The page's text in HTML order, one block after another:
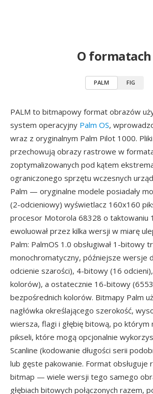
O formatach
PALM FIG
PALM to bitmapowy format obrazów
system operacyjny Palm OS,
wraz z oryginalnym Palm Pilot 1000.
przechowują obrazy rastrowe w
zoptymalizowanych pod kątem
ograniczonego sprzętu wczesnych
Palm — oryginalne modele posiadały
(2-odcieniowy) wyświetlacz 160x160
procesor Motorola 68328 o taktowaniu
ewoluował przez kilka wersji w miarę
Palm: PalmOS 1.0 obsługiwał 1-bitowy
monochromatyczny, późniejsze wersje
odcienie szarości), 4-bitowy (16
kolorów), a ostatecznie 16-bitowy
bezpośrednich kolorów. Bitmapy Palm
nagłówka określającego szerokość,
wiersza, flagi i głębię bitową, po którym
pikseli, które mogą opcjonalnie
Scanline (kodowanie długości serii
lub gęste pakowanie. Format obsługuje
bitmap — wiele wersji tego samego
głębiach bitowych połączonych razem,